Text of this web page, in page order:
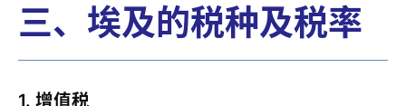
三、埃及的税种及税率
1. 增值税